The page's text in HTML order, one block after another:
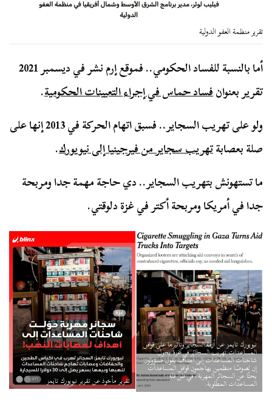
تقرير منظمة العفو الدولية
أما بالنسبة للفساد الحكومي.. فموقع إرم نشر في ديسمبر 2021
تقرير بعنوانفساد حماس في إجراء التعيينات الحكومية.
ولو على تهريب السجاير.. فسبق اتهام الحركة في 2013 إنها على
صلة بعصابةتهريب سجاير من فيرجينيا إلى نيويورك.
ما تستهونش بتهريب السجاير.. دي حاجة مهمة جدا ومربحة
جدا في أمريكا ومربحة أكتر في غزة دلوقتي.
نيويورك تايمز عن أزمة السجاير وتأثيرها على قوافل
المساعدات تهريب السجائر في غزة يحول
شاحنات المساعدات إلى أهداف يقول مسؤولون
إن لصوصًا منظمين يهاجمون قوافل المساعدات
بحثًا عن السجائر المهربة، في ظل قلة
المساعدات المطلوبة. تقرير مأخوذ عن تقرير نيويورك تايمز